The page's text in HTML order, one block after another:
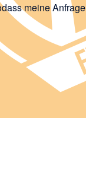
meine Anfrage